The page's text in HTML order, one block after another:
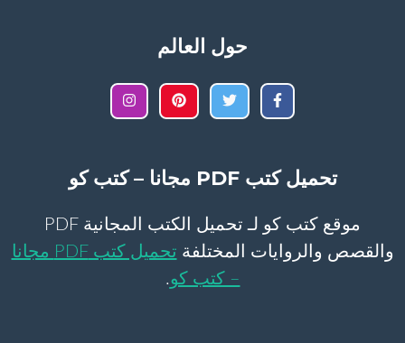
حول العالم
تحميل كتب PDF مجانا – كتب كو
موقع كتب كو لـ تحميل الكتب المجانية PDF
والقصص والروايات المختلفة
تحميل كتب PDF مجانا
– كتب كو.